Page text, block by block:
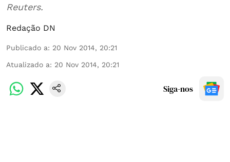
Reuters.
Redação DN
Publicado a: 20 Nov 2014, 20:21
Atualizado a: 20 Nov 2014, 20:21
Siga-nos